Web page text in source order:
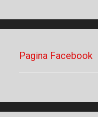
Pagina Facebook